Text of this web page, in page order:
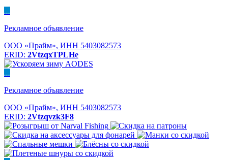
...
Рекламное объявление
ООО «Прайм», ИНН 5403082573
ERID: 2VtzqxTPLHe
...
Рекламное объявление
ООО «Прайм», ИНН 5403082573
ERID: 2Vtzqvzk3F8